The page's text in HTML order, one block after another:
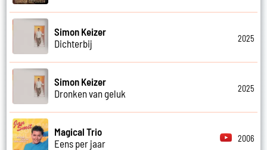
Simon Keizer
Dichterbij
2025
Simon Keizer
Dronken van geluk
2025
Magical Trio
Eens per jaar
2006